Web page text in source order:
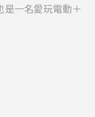
一名愛玩電動＋